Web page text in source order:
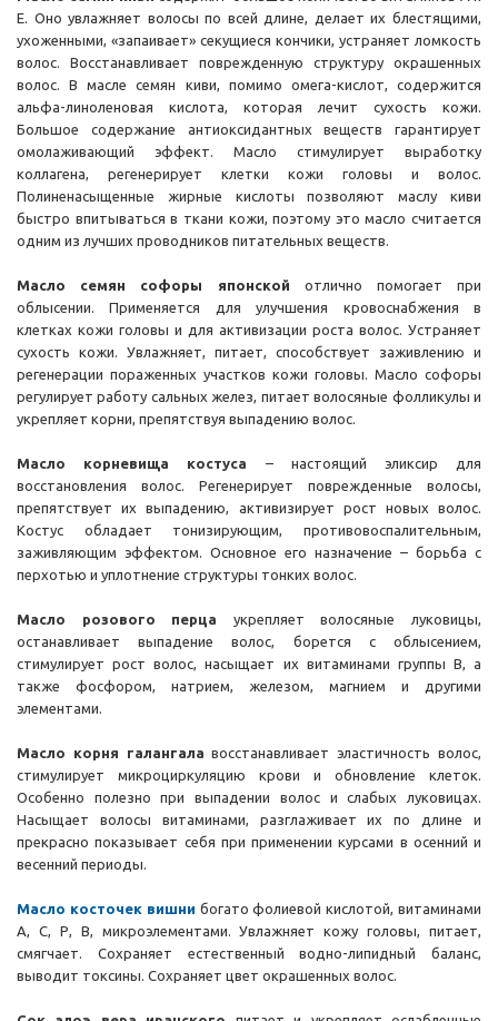
Е. Оно увлажняет волосы по всей длине, делает их блестящими,
ухоженными, «запаивает» секущиеся кончики, устраняет ломкость
волос. Восстанавливает поврежденную структуру окрашенных
волос. В масле семян киви, помимо омега-кислот, содержится
альфа-линоленовая кислота, которая лечит сухость кожи.
Большое содержание антиоксидантных веществ гарантирует
омолаживающий эффект. Масло стимулирует выработку
коллагена, регенерирует клетки кожи головы и волос.
Полиненасыщенные жирные кислоты позволяют маслу киви
быстро впитываться в ткани кожи, поэтому это масло считается
одним из лучших проводников питательных веществ.
Масло семян софоры японской отлично помогает при
облысении. Применяется для улучшения кровоснабжения в
клетках кожи головы и для активизации роста волос. Устраняет
сухость кожи. Увлажняет, питает, способствует заживлению и
регенерации пораженных участков кожи головы. Масло софоры
регулирует работу сальных желез, питает волосяные фолликулы и
укрепляет корни, препятствуя выпадению волос.
Масло корневища костуса
– настоящий эликсир для
восстановления волос. Регенерирует поврежденные волосы,
препятствует их выпадению, активизирует рост новых волос.
Костус обладает тонизирующим, противовоспалительным,
заживляющим эффектом. Основное его назначение – борьба с
перхотью и уплотнение структуры тонких волос.
Масло розового перца
укрепляет волосяные луковицы,
останавливает выпадение волос, борется с облысением,
стимулирует рост волос, насыщает их витаминами группы B, а
также фосфором, натрием, железом, магнием и другими
элементами.
Масло корня галангала восстанавливает эластичность волос,
стимулирует микроциркуляцию крови и обновление клеток.
Особенно полезно при выпадении волос и слабых луковицах.
Насыщает волосы витаминами, разглаживает их по длине и
прекрасно показывает себя при применении курсами в осенний и
весенний периоды.
Масло косточек вишни богато фолиевой кислотой, витаминами
А, С, Р, В, микроэлементами. Увлажняет кожу головы, питает,
смягчает. Сохраняет естественный водно-липидный баланс,
выводит токсины. Сохраняет цвет окрашенных волос.